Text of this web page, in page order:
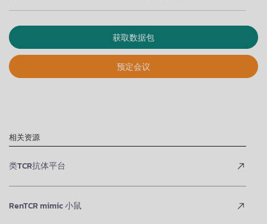
获取数据包
预定会议
相关资源
类TCR抗体平台
RenTCR mimic 小鼠